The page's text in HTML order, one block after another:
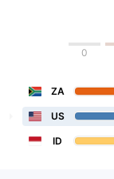
0
ZA
US
ID